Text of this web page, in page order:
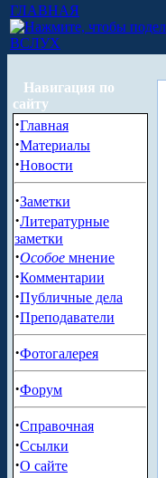
ГЛАВНАЯ
ВСЛУХ
Навигация по
сайту
·Главная
·Материалы
·Новости
·Заметки
·Литературные
заметки
·Особое мнение
·Комментарии
·Публичные дела
·Преподаватели
·Фотогалерея
·Форум
·Справочная
·Ссылки
·О сайте